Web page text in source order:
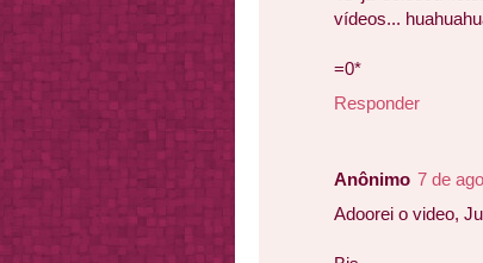
vídeos...
=0*
Responder
Anônimo 7 de
Adoorei o video,